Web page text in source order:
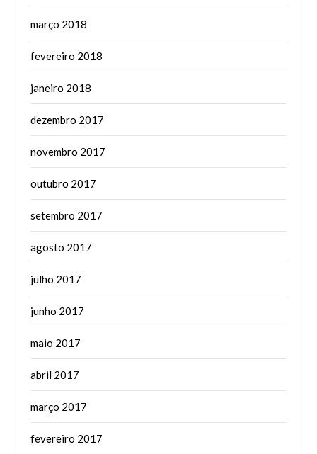
março 2018
fevereiro 2018
janeiro 2018
dezembro 2017
novembro 2017
outubro 2017
setembro 2017
agosto 2017
julho 2017
junho 2017
maio 2017
abril 2017
março 2017
fevereiro 2017